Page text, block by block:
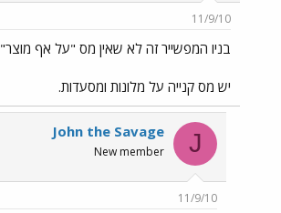
11/9/10
בניו המפשייר זה לא שאין מס "על אף מוצר"
יש מס קנייה על מלונות ומסעדות.
J
John the Savage
New member
11/9/10